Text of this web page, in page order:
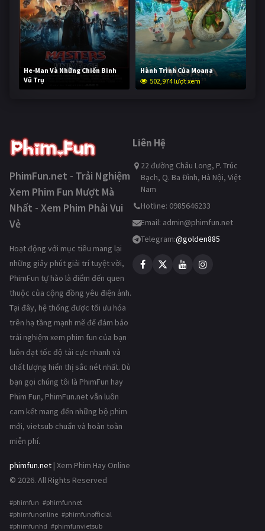
He-Man Và Những Chiến Binh
Vũ Trụ
252,978 lượt xem
Hành Trình Của Moana
502,974 lượt xem
PhimFun.net - Trải Nghiệm
Xem Phim Fun Mượt Mà
Nhất - Xem Phim Phải Vui
Vẻ
Hoạt động với mục tiêu mang lại
những giây phút giải trí tuyệt vời,
PhimFun tự hào là điểm đến quen
thuộc của cộng đồng yêu điện ảnh.
Tại đây, hệ thống được tối ưu hóa
trên hạ tầng mạnh mẽ để đảm bảo
trải nghiệm xem phim fun của bạn
luôn đạt tốc độ tải cực nhanh và
chất lượng hiển thị sắc nét nhất. Dù
bạn gọi chúng tôi là PhimFun hay
Phim Fun, PhimFun.net vẫn luôn
cam kết mang đến những bộ phim
mới, vietsub chuẩn và hoàn toàn
miễn phí.
phimfun.net | Xem Phim Hay Online
© 2026. All Rights Reserved
#phimfun #phimfunnet
#phimfunonline #phimfunofficial
#phimfunhd #phimfunvietsub
Liên Hệ
22 đường Châu Long, P. Trúc
Bạch, Q. Ba Đình, Hà Nội, Việt
Nam
Hotline: 0985646233
Email: admin@phimfun.net
Telegram:@golden885